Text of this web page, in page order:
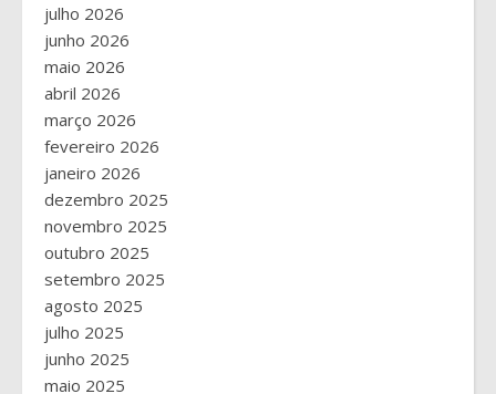
julho 2026
junho 2026
maio 2026
abril 2026
março 2026
fevereiro 2026
janeiro 2026
dezembro 2025
novembro 2025
outubro 2025
setembro 2025
agosto 2025
julho 2025
junho 2025
maio 2025